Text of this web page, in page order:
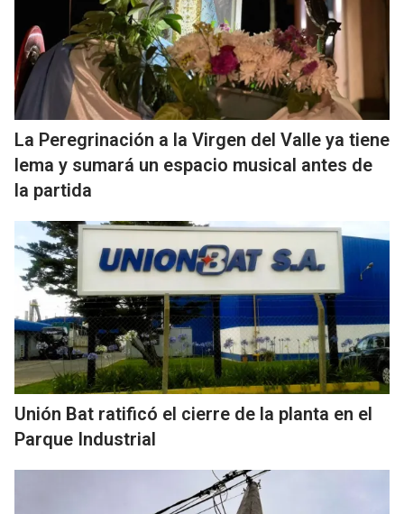
La Peregrinación a la Virgen del Valle ya tiene
lema y sumará un espacio musical antes de
la partida
Unión Bat ratificó el cierre de la planta en el
Parque Industrial